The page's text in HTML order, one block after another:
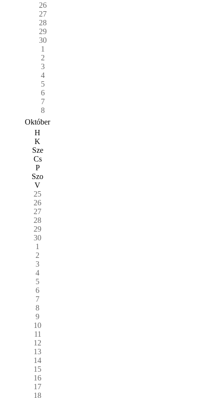
26
27
28
29
30
1
2
3
4
5
6
7
8
Október
H
K
Sze
Cs
P
Szo
V
25
26
27
28
29
30
1
2
3
4
5
6
7
8
9
10
11
12
13
14
15
16
17
18